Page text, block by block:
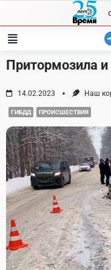
content
Притормозила и
14.02.2023 Наш
ГИБДД ПРОИСШЕСТВИЯ